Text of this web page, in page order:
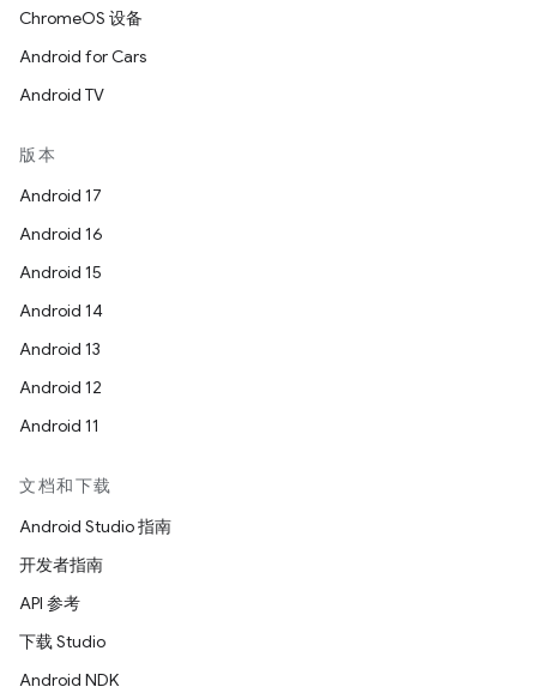
ChromeOS 设备
Android for Cars
Android TV
版本
Android 17
Android 16
Android 15
Android 14
Android 13
Android 12
Android 11
文档和下载
Android Studio 指南
开发者指南
API 参考
下载 Studio
Android NDK